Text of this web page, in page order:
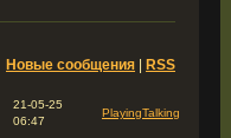
Новые сообщения RSS
21-05-25
06:47
PlayingTalking